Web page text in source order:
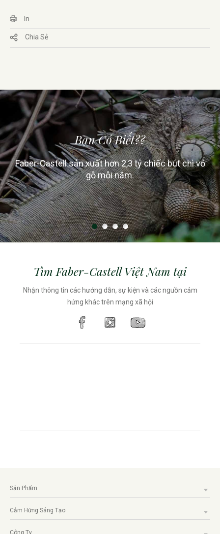
In
Chia Sẻ
Bạn Có Biết??
Faber-Castell sản xuất hơn 2,3 tỷ chiếc bút chì vỏ
gỗ mỗi năm.
Bạn Có Biết??
Faber-Castell trồng khoảng 20 mét khối gỗ mỗi giờ,
tương ứng với một xe tải gỗ.
Bạn Có Biết??
Faber-Castell chỉ sử dụng gỗ từ các khu rừng được
quản lý bền vững cho hoạt động sản xuất bút chì.
Bạn Có Biết??
Hình dạng của bút chì vỏ gỗ được thay đổi từ tròn
sang lục giác / tam giác bảo vệ bút không bị lăn ra
khỏi bàn.
Tìm Faber-Castell Việt Nam tại
Nhận thông tin các hướng dẫn, sự kiện và các nguồn cảm
hứng khác trên mạng xã hội
Sản Phẩm
Cảm Hứng Sáng Tạo
Công Ty